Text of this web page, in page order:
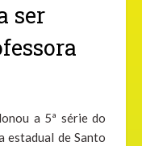
ser
a 5ª série do
estadual de Santo